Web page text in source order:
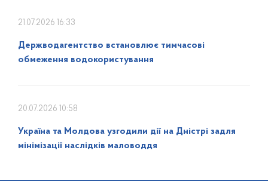
21.07.2026 16:33
Держводагентство встановлює тимчасові
обмеження водокористування
20.07.2026 10:58
Україна та Молдова узгодили дії на Дністрі задля
мінімізації наслідків маловоддя